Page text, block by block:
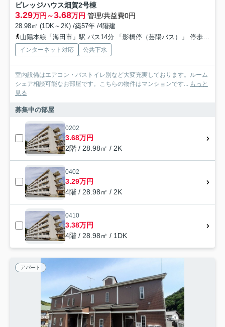
ビレッジハウス畑賀2号棟
3.29万円～3.68万円 管理/共益費0円
28.98㎡ (1DK～2K) /築57年 /4階建
山陽本線「海田市」駅 バス14分 「影橋停（芸陽バス）」 停歩2分
インターネット対応 公共下水
室内設備はエアコン・バストイレ別など大変充実しております。ルーム
シェア相談可能なお部屋です。こちらの物件はマンションです... もっと
見る
募集中の部屋
0202
3.68万円
2階 / 28.98㎡ / 2K
0402
3.29万円
4階 / 28.98㎡ / 2K
0410
3.38万円
4階 / 28.98㎡ / 1DK
アパート